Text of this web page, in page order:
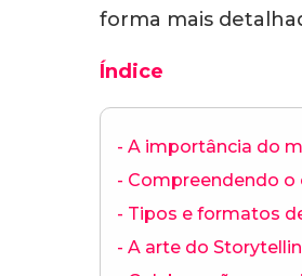
forma mais
Índice
- A importância do
- Compreendendo
- Tipos e formatos
- A arte do